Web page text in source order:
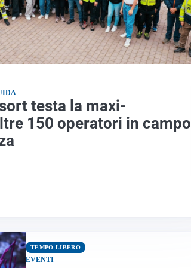
testa la maxi-
150 operatori in campo
TEMPO LIBERO
EVENTI